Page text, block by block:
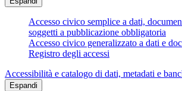
Accesso civico semplice a dati,
soggetti a pubblicazione obbligatoria
Accesso civico generalizzato a dati e
Registro degli accessi
Accessibilità e catalogo di dati, metadati e
Espandi